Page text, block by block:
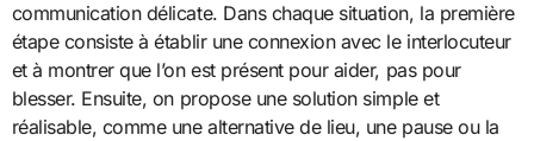
communication délicate. Dans chaque situation, la première
étape consiste à établir une connexion avec le interlocuteur
et à montrer que l’on est présent pour aider, pas pour
blesser. Ensuite, on propose une solution simple et
réalisable, comme une alternative de lieu, une pause ou la